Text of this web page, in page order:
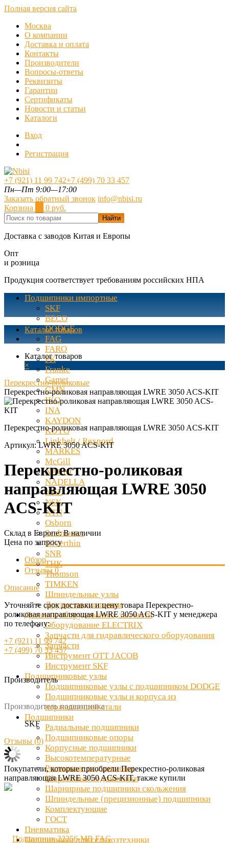
Полная версия сайта
Москва
О компании
Доставка и оплата
Контакты
Производители
Вопросы-ответы
Реквизиты
Гарантии
Сертификаты
Новости и статьи
Каталоги
Вход
Регистрация
+7 (921) 11 99 742+7 (499) 70 33 457
Пн—Пт 9:00—17:00
Заказать обратный звонок info@nbisi.ru
Корзина
0 руб.
Найти
Доставка с заводов Китая и Европы
Опт
и розница
Продукция соответствует требованиям российских НПА
Подшипники импортные
SKF
BECO
DODGE
FAG
FARO
FK
Franke
Gamet
GMN
IKO
INA
KAYDON
KOYO
Linkbelt / Rexnord
MARKES
McGill
NACHI
NADELLA
NKE
NSK
NTN
Osborn
Sealmaster
Silverthin
SNR
THK
Thomson
TIMKEN
Шпиндельные узлы
Другие подшипники
Детали к оборудованию, запчасти
Оборудование ELECTRIX
Запчасти для гидравлического оборудования
Запчасти
Инструмент OTT JACOB
Инструмент SKF
Подшипниковые узлы
Подшипниковые узлы с подшипником DODGE
Подшипниковые узлы и корпуса из
нержавеющей стали
Подшипники
Радиальные подшипники
Подшипниковые опоры
Корпусные подшипники
Высокотемпературные
Роликовые подшипники
Шариковые подшипники
Шарнирные подшипники скольжения
Шпиндельные (прецизионные) подшипники
Комплектующие
ГОСТ
Пневматика
Подшипники для сельхозтехники
Каталог товаров
Каталог товаров
×
Перекрестно-роликовые
Перекрестно-роликовая направляющая LWRE 3050 ACS-KIT
Перекрестно-роликовая направляющая LWRE 3050 ACS-KIT
Артикул:LWRE 3050 ACS-KIT
Перекрестно-роликовая
направляющая LWRE 3050
ACS-KIT
Склад в Европе:В наличии
Цена по запросу
Обзор
Отзывы0
Описание
Уточняйте срок доставки и цену товара Перекрестно-
роликовая направляющая LWRE 3050 ACS-KIT у менеджера
по телефону:
+7 (921) 11 99 742
+7 (499) 70 33 457
Производитель
Производитель подшипника
SKF
Отзывы (0)
Покупатели, которые приобрели Перекрестно-роликовая
направляющая LWRE 3050 ACS-KIT, также купили